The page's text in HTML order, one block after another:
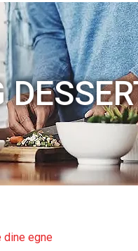
dine egne